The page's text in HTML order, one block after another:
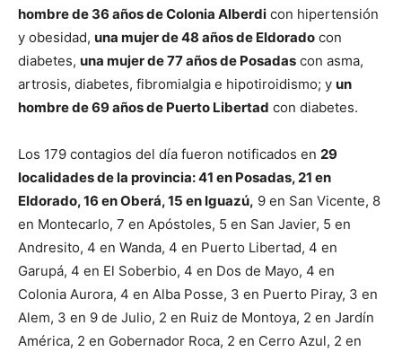
hombre de 36 años de Colonia Alberdi con hipertensión
y obesidad, una mujer de 48 años de Eldorado con
diabetes, una mujer de 77 años de Posadas con asma,
artrosis, diabetes, fibromialgia e hipotiroidismo; y un
hombre de 69 años de Puerto Libertad con diabetes.
Los 179 contagios del día fueron notificados en 29
localidades de la provincia: 41 en Posadas, 21 en
Eldorado, 16 en Oberá, 15 en Iguazú, 9 en San Vicente, 8
en Montecarlo, 7 en Apóstoles, 5 en San Javier, 5 en
Andresito, 4 en Wanda, 4 en Puerto Libertad, 4 en
Garupá, 4 en El Soberbio, 4 en Dos de Mayo, 4 en
Colonia Aurora, 4 en Alba Posse, 3 en Puerto Piray, 3 en
Alem, 3 en 9 de Julio, 2 en Ruiz de Montoya, 2 en Jardín
América, 2 en Gobernador Roca, 2 en Cerro Azul, 2 en